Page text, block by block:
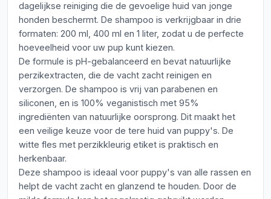
dagelijkse reiniging die de gevoelige huid van jonge
honden beschermt. De shampoo is verkrijgbaar in drie
formaten: 200 ml, 400 ml en 1 liter, zodat u de perfecte
hoeveelheid voor uw pup kunt kiezen.
De formule is pH-gebalanceerd en bevat natuurlijke
perzikextracten, die de vacht zacht reinigen en
verzorgen. De shampoo is vrij van parabenen en
siliconen, en is 100% veganistisch met 95%
ingrediënten van natuurlijke oorsprong. Dit maakt het
een veilige keuze voor de tere huid van puppy's. De
witte fles met perzikkleurig etiket is praktisch en
herkenbaar.
Deze shampoo is ideaal voor puppy's van alle rassen en
helpt de vacht zacht en glanzend te houden. Door de